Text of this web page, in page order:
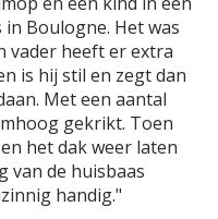
Boulogne. Het was
vader heeft er extra
is hij stil en zegt dan
Met een aantal
gekrikt. Toen
het dak weer laten
van de huisbaas
handig."